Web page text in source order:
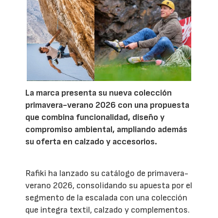
La marca presenta su nueva colección
primavera-verano 2026 con una propuesta
que combina funcionalidad, diseño y
compromiso ambiental, ampliando además
su oferta en calzado y accesorios.
Rafiki ha lanzado su catálogo de primavera-
verano 2026, consolidando su apuesta por el
segmento de la escalada con una colección
que integra textil, calzado y complementos.